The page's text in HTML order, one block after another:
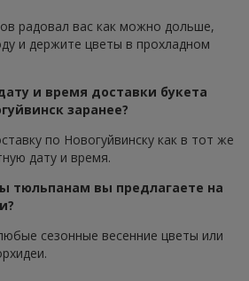
радовал вас как можно дольше,
и держите цветы в прохладном
и время доставки букета
заранее?
по Новогуйвинску как в тот же
дату и время.
тюльпанам вы предлагаете на
сезонные весенние цветы или